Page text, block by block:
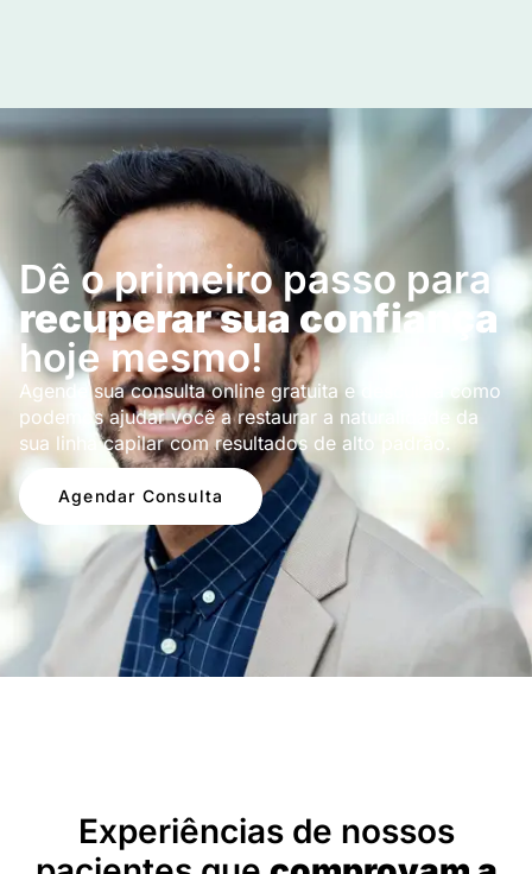
Dê o primeiro passo para
recuperar sua confiança
hoje mesmo!
Agende sua consulta online gratuita e descubra como
podemos ajudar você a restaurar a naturalidade da
sua linha capilar com resultados de alto padrão.
Agendar Consulta
Experiências de nossos